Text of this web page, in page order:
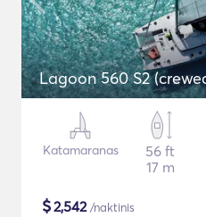
Lagoon 560 S2
Katamaranas
56 ft
17 m
$2,542/naktinis